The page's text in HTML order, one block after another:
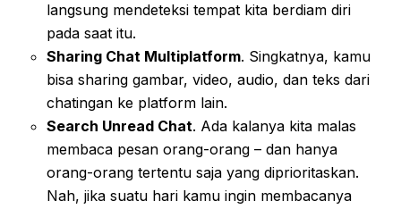
langsung mendeteksi tempat kita berdiam diri
pada saat itu.
Sharing Chat Multiplatform. Singkatnya, kamu
bisa sharing gambar, video, audio, dan teks dari
chatingan ke platform lain.
Search Unread Chat. Ada kalanya kita malas
membaca pesan orang-orang – dan hanya
orang-orang tertentu saja yang diprioritaskan.
Nah, jika suatu hari kamu ingin membacanya